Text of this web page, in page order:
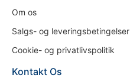
Om os
Salgs- og leveringsbetingelser
Cookie- og privatlivspolitik
Kontakt Os